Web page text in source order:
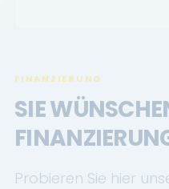
FINANZIERUNG
SIE
Probieren Sie hier